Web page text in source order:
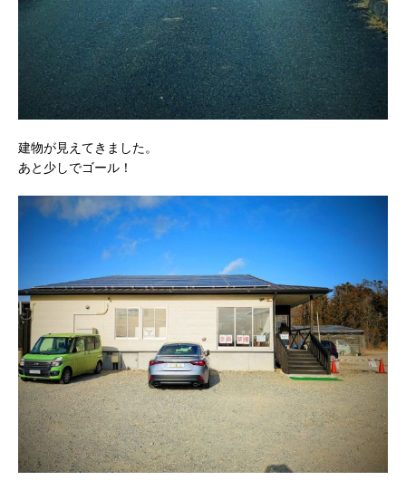
建物が見えてきました。
あと少しでゴール！